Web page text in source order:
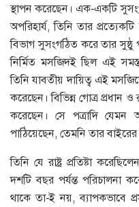
স্থাপন করেছেন। এক-একটি
অপরিহার্য, তিনি তার
বিভাগ সুসংগঠিত করে তার সুষ্ঠু
নির্মিত মসজিদই ছিল এই সমস্ত
তিনি যাবতীয় দায়িত্ব এই
করেছেন। বিভিন্ন গোত্র প্রধান ও
করেছেন। সে পত্রাদি যেমন
পাঠিয়েছেন, তেমনি তার
তিনি যে রাষ্ট্র প্রতিষ্টা
দশটি বছর পর্যন্ত পরিচালনা
থাকে তা-ই নয়, ব্যাপকভাবে